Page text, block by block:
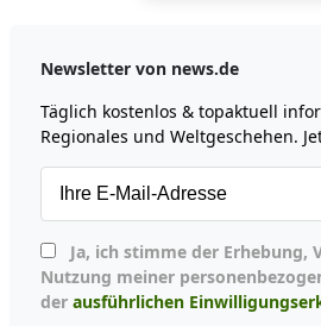
Newsletter von news.de
Täglich kostenlos & topaktuell
Regionales und Weltgeschehen.
Nutzung meiner
der ausführlichen